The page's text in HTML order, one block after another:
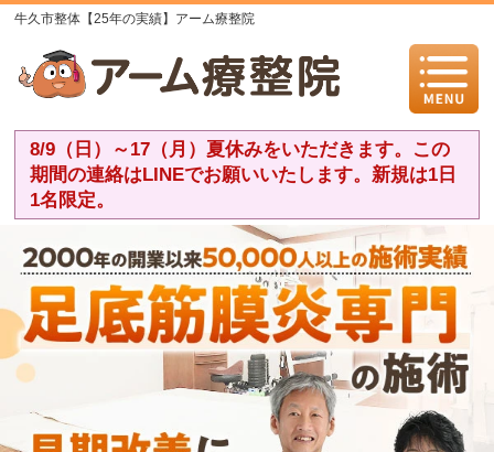
牛久市整体【25年の実績】アーム療整院
8/9（日）～17（月）夏休みをいただきます。この
期間の連絡はLINEでお願いいたします。新規は1日
1名限定。